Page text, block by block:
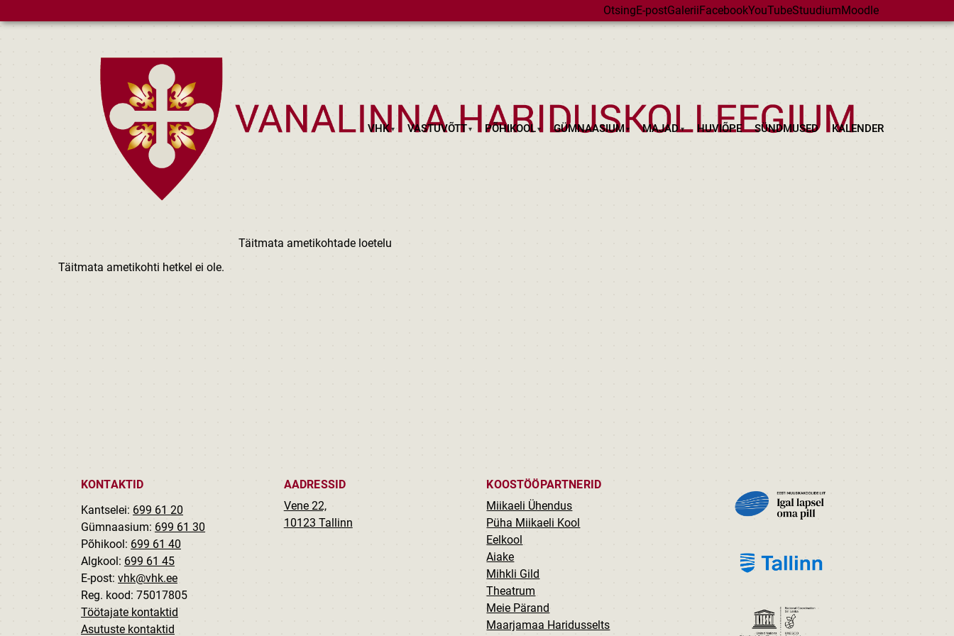
OtsingE-postGaleriiFacebookYouTubeStuudiumMoodle
VHK VASTUVÕTT PÕHIKOOL GÜMNAASIUM MAJAD HUVIÕPE SÜNDMUSED KALENDER
Täitmata ametikohtade loetelu
Täitmata ametikohti hetkel ei ole.
KONTAKTID
Kantselei: 699 61 20
Gümnaasium: 699 61 30
Põhikool: 699 61 40
Algkool: 699 61 45
E-post: vhk@vhk.ee
Reg. kood: 75017805
Töötajate kontaktid
Asutuste kontaktid
AADRESSID
Vene 22,
10123 Tallinn
KOOSTÖÖPARTNERID
Miikaeli Ühendus
Püha Miikaeli Kool
Eelkool
Aiake
Mihkli Gild
Theatrum
Meie Pärand
Maarjamaa Haridusselts
PILT
PILT
PILT